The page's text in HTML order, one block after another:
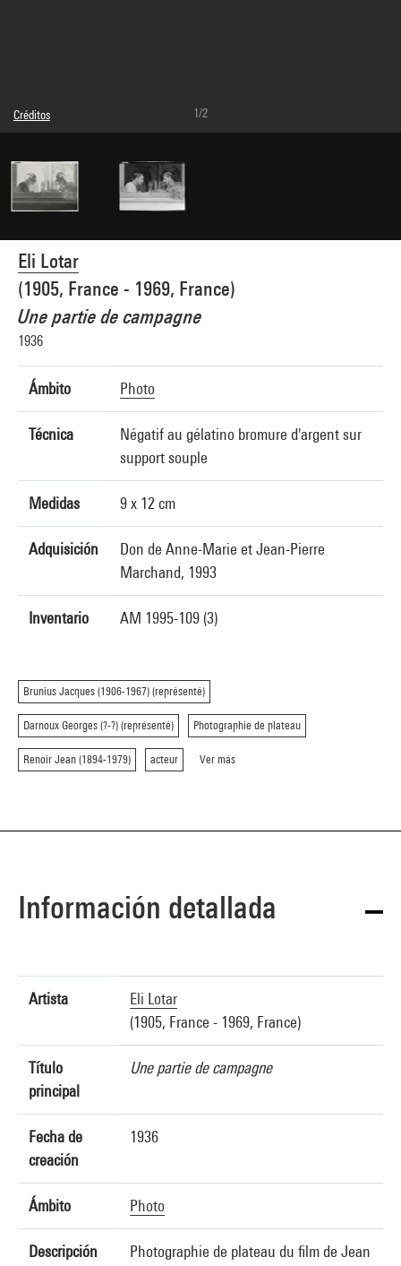
Eli Lotar
(1905, France - 1969, France)
Une partie de campagne
1936
Ámbito Photo
Técnica
Négatif au gélatino bromure d'argent sur
support souple
Medidas 9 x 12 cm
Adquisición
Don de Anne-Marie et Jean-Pierre
Marchand, 1993
Inventario AM 1995-109 (3)
Brunius Jacques (1906-1967) (représenté)
Darnoux Georges (?-?) (représenté) Photographie de plateau
Renoir Jean (1894-1979) acteur Ver más
Créditos
© Eli Lotar
Referencia de la imagen : 4G35126
Difusión de la imagen :
GrandPalaisRmnPhoto
1/2
Información detallada
Artista
Eli Lotar
(1905, France - 1969, France)
Título
principal
Une partie de campagne
Fecha de
creación
1936
Ámbito Photo
Descripción
Photographie de plateau du film de Jean